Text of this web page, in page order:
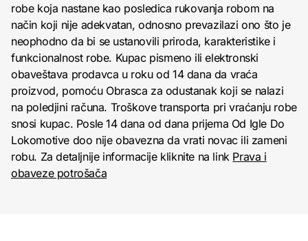
robe koja nastane kao posledica rukovanja robom na
način koji nije adekvatan, odnosno prevazilazi ono što je
neophodno da bi se ustanovili priroda, karakteristike i
funkcionalnost robe. Kupac pismeno ili elektronski
obaveštava prodavca u roku od 14 dana da vraća
proizvod, pomoću Obrasca za odustanak koji se nalazi
na poledjini računa. Troškove transporta pri vraćanju robe
snosi kupac. Posle 14 dana od dana prijema Od Igle Do
Lokomotive doo nije obavezna da vrati novac ili zameni
robu. Za detaljnije informacije kliknite na link Prava i
obaveze potrošača